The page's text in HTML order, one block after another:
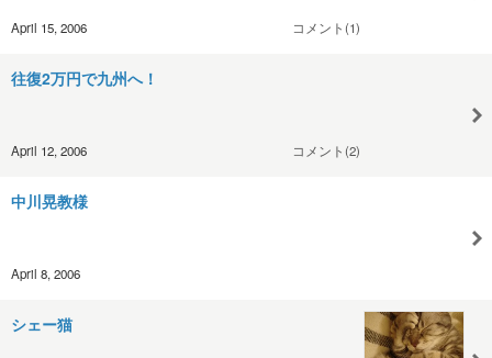
April 15, 2006 コメント(1)
往復2万円で九州へ！
April 12, 2006 コメント(2)
中川晃教様
April 8, 2006
シェー猫